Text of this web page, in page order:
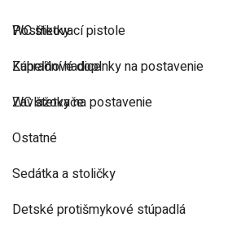
Postřikovací pistole
Zahradní hadice
Zavlažovače
WC štetky
Kúpeľňové doplnky na postavenie
WC štetky na postavenie
Ostatné
Sedátka a stoličky
Detské protišmykové stúpadlá